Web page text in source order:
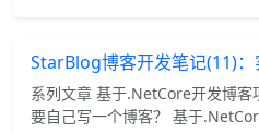
StarBlog博客开发笔记(11)
系列文章 基于.NetCore开发博
要自己写一个博客？ 基于